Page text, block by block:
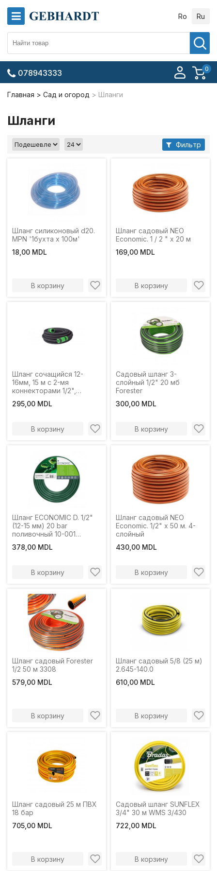
Ro Ru
0
078943333
Главная Сад и огород Шланги
Шланги
Фильтр
Шланг силиконовый d20.
MPN '1бухта x 100м'
18,00 MDL
В корзину
Шланг садовый NEO
Economic. 1 / 2 " x 20 м
169,00 MDL
В корзину
Шланг сочащийся 12-
16мм, 15 м с 2-мя
коннекторами 1/2",
295,00 MDL
В корзину
Садовый шланг 3-
слойный 1/2" 20 мб
Forester
300,00 MDL
В корзину
Шланг ECONOMIC D. 1/2"
(12-15 мм) 20 bar
поливочный 10-001
378,00 MDL
В корзину
Шланг садовый NEO
Economic. 1/2" x 50 м. 4-
слойный
430,00 MDL
В корзину
Шланг садовый Forester
1/2 50 м 3308
579,00 MDL
В корзину
Шланг садовый 5/8 (25 м)
2.645-140.0
610,00 MDL
В корзину
Шланг садовый 25 м ПВХ
18 бар
705,00 MDL
В корзину
Садовый шланг SUNFLEX
3/4" 30 м WMS 3/430
722,00 MDL
В корзину